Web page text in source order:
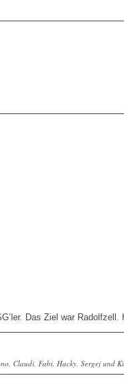
Das Ziel war
Claudi, Fabi, Hacky, Sergej und